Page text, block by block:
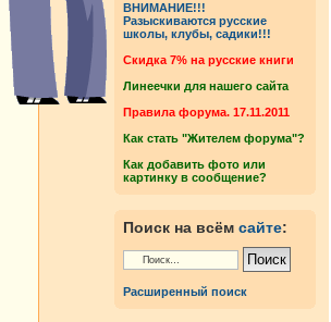
ВНИМАНИЕ!!!
Разыскиваются русские
школы, клубы, садики!!!
Cкидка 7% на русские книги
Линеечки для нашего сайта
Правила форума. 17.11.2011
Как стать "Жителем форума"?
Как добавить фото или
картинку в сообщение?
Поиск на всём сайте:
Расширенный поиск